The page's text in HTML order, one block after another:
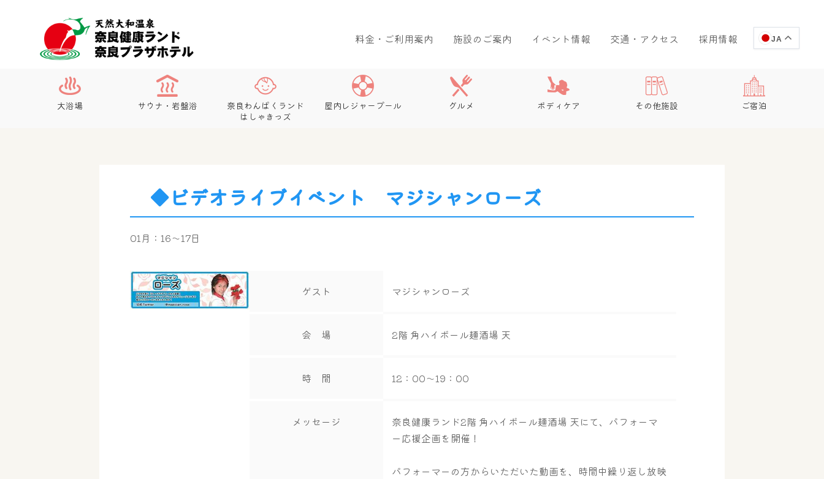
料金・ご利用案内 施設のご案内 イベント情報 交通・アクセス 採用情報 JA
大浴場 サウナ・岩盤浴
奈良わんぱくランド
はしゃきっズ
屋内レジャープール グルメ ボディケア その他施設 ご宿泊
◆ビデオライブイベント マジシャンローズ
01月：16～17日
ゲスト マジシャンローズ
会 場 2階 角ハイボール麺酒場 天
時 間 12：00～19：00
メッセージ
奈良健康ランド2階 角ハイボール麺酒場 天にて、パフォーマ
ー応援企画を開催！
パフォーマーの方からいただいた動画を、時間中繰り返し放映